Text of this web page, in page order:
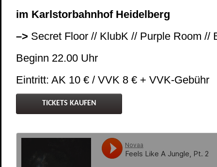
im Karlstorbahnhof Heidelberg
–> Secret Floor // KlubK // Purple Room //
Beginn 22.00 Uhr
Eintritt: AK 10 € / VVK 8 € + VVK-Gebühr
TICKETS KAUFEN